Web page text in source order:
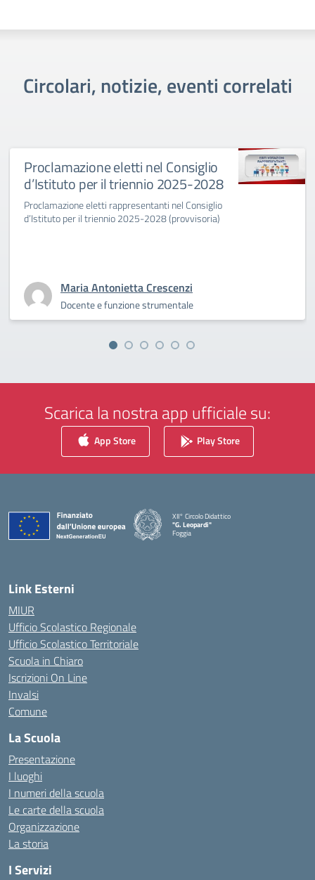
Circolari, notizie, eventi correlati
Proclamazione eletti nel Consiglio
d’Istituto per il triennio 2025-2028
Proclamazione eletti rappresentanti nel Consiglio
d’Istituto per il triennio 2025-2028 (provvisoria)
Maria Antonietta Crescenzi
Docente e funzione strumentale
Scarica la nostra app ufficiale su:
App Store Play Store
XII° Circolo Didattico
"G. Leopardi"
Foggia
— Visita la pagina iniziale della scuola
Link Esterni
MIUR
Ufficio Scolastico Regionale
Ufficio Scolastico Territoriale
Scuola in Chiaro
Iscrizioni On Line
Invalsi
Comune
La Scuola
Presentazione
I luoghi
I numeri della scuola
Le carte della scuola
Organizzazione
La storia
I Servizi